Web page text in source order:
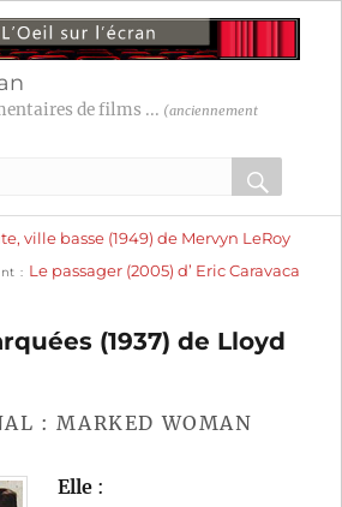
de films ... (anciennement
OK
:
ville basse (1949) de Mervyn LeRoy
suivante :
Le passager (2005) d’ Eric Caravaca
(1937) de Lloyd
: MARKED WOMAN
Elle :